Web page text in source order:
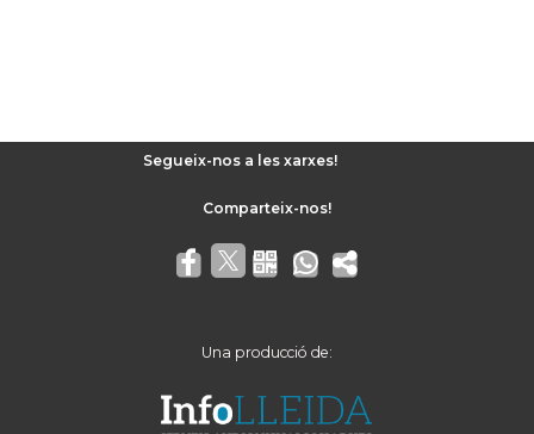
Segueix-nos a les xarxes!
Una producció de: